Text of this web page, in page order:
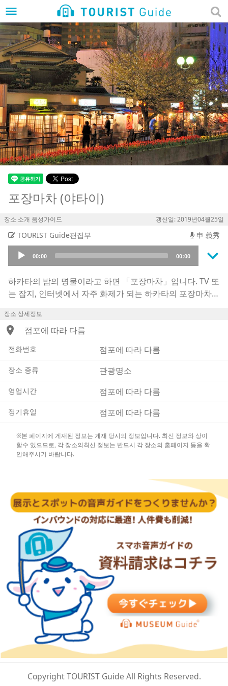
menu
포장마차 (야타이)
장소 소개 음성가이드 갱신일: 2019년04월25일
TOURIST Guide편집부 申 義秀
Audio
Player
00:00 00:00 keyboard_arrow_down
하카타의 밤의 명물이라고 하면 「포장마차」입니다. TV 또
는 잡지, 인터넷에서 자주 화제가 되는 하카타의 포장마차는
라면 뿐만 아니라 어묵과 곱창전골, 꼬치, 튀김 등 종류가 다
양한 포장마차가 많아, 조금씩 여러 포장마차의 음식을 먹어
많아 바가지를 쓰지는 않을지, 또 위생 문제나 화장실은 가
까울지 등이 걱정이 될지도 모릅니다. 그럴 때는 숙소나 현
지 택시 운전기사들에게 추천하는 포장마차를 물어보는 것
도 고르는 방법 중 하나입니다.
장소 상세정보
location_on 점포에 따라 다름
전화번호 점포에 따라 다름
장소 종류 관광명소
영업시간 점포에 따라 다름
정기휴일 점포에 따라 다름
※본 페이지에 게재된 정보는 게재 당시의 정보입니다. 최신 정보와 상이
할수 있으므로, 각 장소의최신 정보는 반드시 각 장소의 홈페이지 등을 확
인해주시기 바랍니다.
Copyright TOURIST Guide All Rights Reserved.